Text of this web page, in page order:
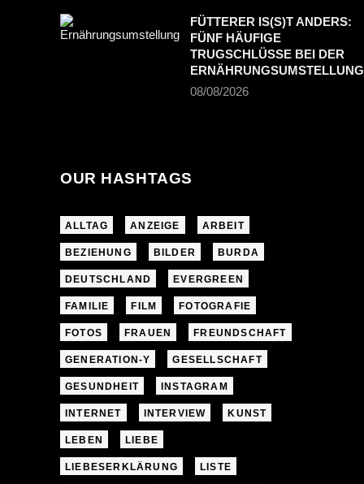
FÜTTERER IS(S)T ANDERS:
FÜNF HÄUFIGE
TRUGSCHLÜSSE BEI DER
ERNÄHRUNGSUMSTELLUNG
08/08/2026
OUR HASHTAGS
ALLTAG ANZEIGE ARBEIT
BEZIEHUNG BILDER BURDA
DEUTSCHLAND EVERGREEN
FAMILIE FILM FOTOGRAFIE
FOTOS FRAUEN FREUNDSCHAFT
GENERATION-Y GESELLSCHAFT
GESUNDHEIT INSTAGRAM
INTERNET INTERVIEW KUNST
LEBEN LIEBE
LIEBESERKLÄRUNG LISTE